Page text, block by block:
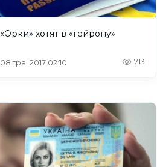
«Орки» хотят в «гейропу»
08 тра. 2017 02:10 713